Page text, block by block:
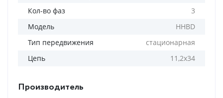
Кол-во фаз
3
Модель
HHBD
Тип передвижения
стационарная
Цепь
11,2х34
Производитель